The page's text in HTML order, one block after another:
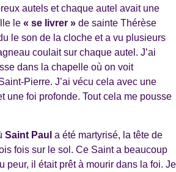
autels et chaque autel avait une
le « se livrer » de sainte Thérèse
le son de la cloche et a vu plusieurs
coulait sur chaque autel. J’ai
dans la chapelle où on voit
Pierre. J’ai vécu cela avec une
une foi profonde. Tout cela me pousse
Saint Paul a été martyrisé, la tête de
fois sur le sol. Ce Saint a beaucoup
peur, il était prêt à mourir dans la foi. Je